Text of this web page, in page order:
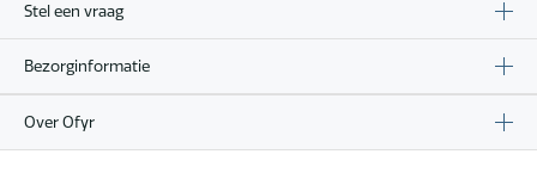
Stel een vraag
Bezorginformatie
Over Ofyr